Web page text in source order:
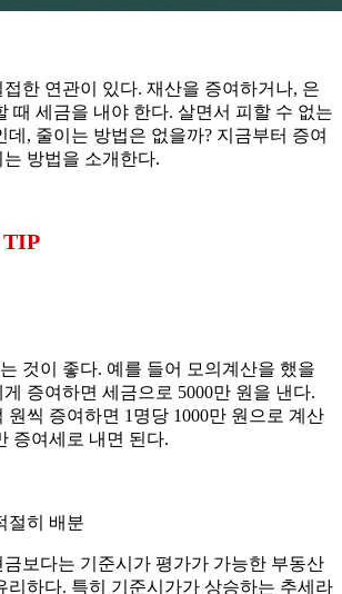
한 연관이 있다. 재산을 증여하거나, 은
때 세금을 내야 한다. 살면서 피할 수 없는
데, 줄이는 방법은 없을까? 지금부터 증여
방법을 소개한다.
TIP
것이 좋다. 예를 들어 모의계산을 했을
증여하면 세금으로 5000만 원을 낸다.
원씩 증여하면 1명당 1000만 원으로 계산
증여세로 내면 된다.
절히 배분
보다는 기준시가 평가가 가능한 부동산
리하다. 특히 기준시가가 상승하는 추세라